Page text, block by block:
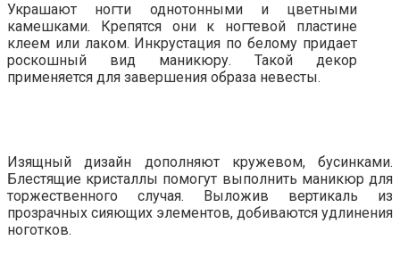
Украшают ногти однотонными и цветными
камешками. Крепятся они к ногтевой пластине
клеем или лаком. Инкрустация по белому придает
роскошный вид маникюру. Такой декор
применяется для завершения образа невесты.
Изящный дизайн дополняют кружевом, бусинками.
Блестящие кристаллы помогут выполнить маникюр для
торжественного случая. Выложив вертикаль из
прозрачных сияющих элементов, добиваются удлинения
ноготков.